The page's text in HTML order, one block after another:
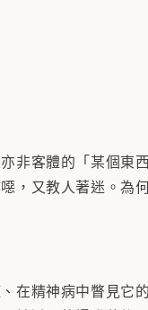
非客體的「某個東
，又教人著迷。為
在精神病中瞥見它